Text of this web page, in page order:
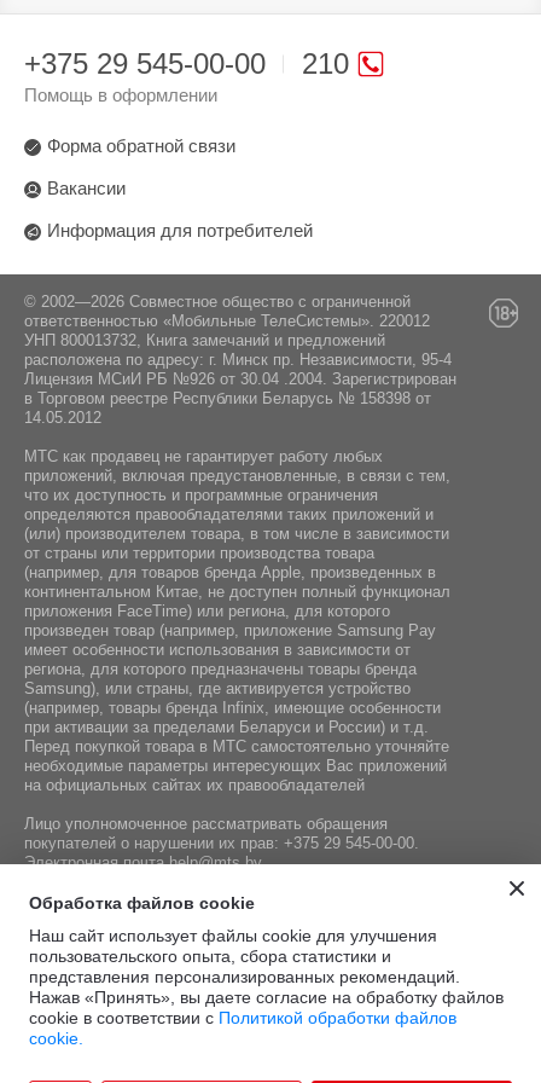
Стандарт Wi-Fi:
Cтанция Лайт
Особенности :
Yandex. Станция Лайт 2 (YNDX-0028)
Комплектация:
Инструкция / Адаптер питания
Встроенный голосовой помощник:
Яндекс Алиса
120 — 16 000 Гц
USB-C
Дистанционное управление:
Умный дом с Алисой
Произведено в стране:
Производитель:
4, 6005 Luzern. Яндекс Сервисез АГ,
Швейцария, Верфтештрассе 4, 6005 Люцерн.
ООО "Единая торговая компания" Минская
Гатово, д. 5, пом. 78, 223017
210
+375 29 545-00-00
Помощь в оформлении
Форма обратной связи
Вакансии
Информация для потребителей
© 2002—2026 Совместное общество с ограниченной
ответственностью «Мобильные ТелеСистемы». 220012
УНП 800013732, Книга замечаний и предложений
расположена по адресу: г. Минск пр. Независимости, 95-4
Лицензия МСиИ РБ №926 от 30.04 .2004. Зарегистрирован
в Торговом реестре Республики Беларусь № 158398 от
14.05.2012
МТС как продавец не гарантирует работу любых
приложений, включая предустановленные, в связи с тем,
что их доступность и программные ограничения
определяются правообладателями таких приложений и
(или) производителем товара, в том числе в зависимости
от страны или территории производства товара
(например, для товаров бренда Apple, произведенных в
континентальном Китае, не доступен полный функционал
приложения FaceTime) или региона, для которого
произведен товар (например, приложение Samsung Pay
имеет особенности использования в зависимости от
региона, для которого предназначены товары бренда
Samsung), или страны, где активируется устройство
(например, товары бренда Infiniх, имеющие особенности
при активации за пределами Беларуси и России) и т.д.
Перед покупкой товара в МТС самостоятельно уточняйте
необходимые параметры интересующих Вас приложений
на официальных сайтах их правообладателей
Лицо уполномоченное рассматривать обращения
покупателей о нарушении их прав: +375 29 545-00-00.
Электронная почтаhelp@mts.by
Номер телефона работников местных исполнительных и
регистрации СООО «Мобильные ТелеСистемы»,
уполномоченных рассматривать обращения покупателей:
+375 17 215-14-65
Условия
Обработка файлов cookie
Наш сайт использует файлы cookie для улучшения
пользовательского опыта, сбора статистики и
представления персонализированных рекомендаций.
Нажав «Принять», вы даете согласие на обработку файлов
cookie в соответствии с Политикой обработки файлов
cookie.